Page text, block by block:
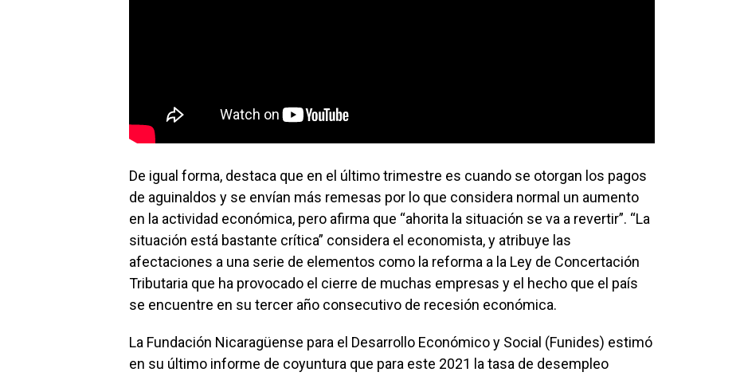
De igual forma, destaca que en el último trimestre es cuando se otorgan los pagos
de aguinaldos y se envían más remesas por lo que considera normal un aumento
en la actividad económica, pero afirma que “ahorita la situación se va a revertir”. “La
situación está bastante crítica” considera el economista, y atribuye las
afectaciones a una serie de elementos como la reforma a la Ley de Concertación
Tributaria que ha provocado el cierre de muchas empresas y el hecho que el país
se encuentre en su tercer año consecutivo de recesión económica.
La Fundación Nicaragüense para el Desarrollo Económico y Social (Funides) estimó
en su último informe de coyuntura que para este 2021 la tasa de desempleo